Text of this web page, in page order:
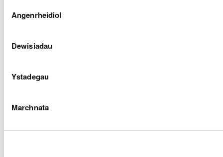
Caniatâd
Angenrheidiol
Dewisiadau
Ystadegau
Marchnata
ymgorffori yn y
Cenedlaethol o
gwblhawyd, neu
sydd eu hangen